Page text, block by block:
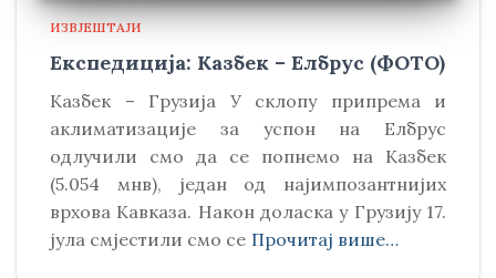
ИЗВЈЕШТАЈИ
Експедиција: Казбек – Елбрус (ФОТО)
Kазбек – Грузија У склопу припрема и
аклиматизације за успон на Елбрус
одлучили смо да се попнемо на Kазбек
(5.054 мнв), један од најимпозантнијих
врхова Kавказа. Након доласка у Грузију 17.
јула смјестили смо се Прочитај више…